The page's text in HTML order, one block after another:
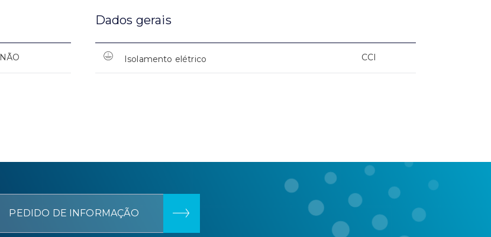
NÃO
Dados gerais
Isolamento elétrico CCI
PEDIDO DE INFORMAÇÃO